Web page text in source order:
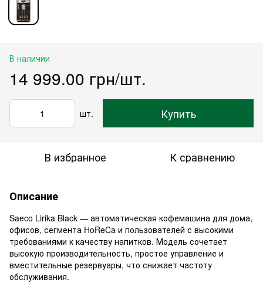
В наличии
14 999.00 грн/шт.
шт. Купить
В избранное К сравнению
Описание
Saeco Lirika Black — автоматическая кофемашина для дома,
офисов, сегмента HoReCa и пользователей с высокими
требованиями к качеству напитков. Модель сочетает
высокую производительность, простое управление и
вместительные резервуары, что снижает частоту
обслуживания.